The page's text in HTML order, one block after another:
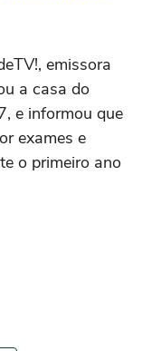
emissora
a casa do
e informou que
exames e
o primeiro ano